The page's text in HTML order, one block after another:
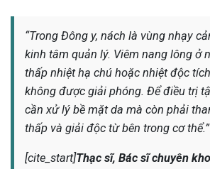
“Trong Đông y, nách là vùng nhạy
kinh tâm quản lý. Viêm nang lông ở
thấp nhiệt hạ chú hoặc nhiệt độc
không được giải phóng. Để điều trị
cần xử lý bề mặt da mà còn phải
thấp và giải độc từ bên trong cơ thể.”
[cite_start]Thạc sĩ, Bác sĩ chuyên